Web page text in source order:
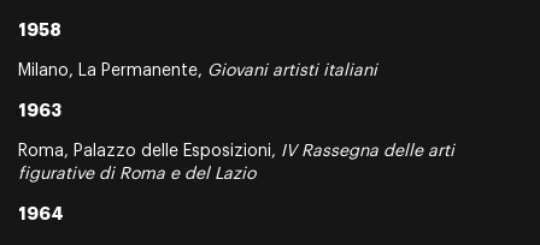
1958
Milano, La Permanente, Giovani artisti italiani
1963
Roma, Palazzo delle Esposizioni, IV Rassegna delle arti
figurative di Roma e del Lazio
1964